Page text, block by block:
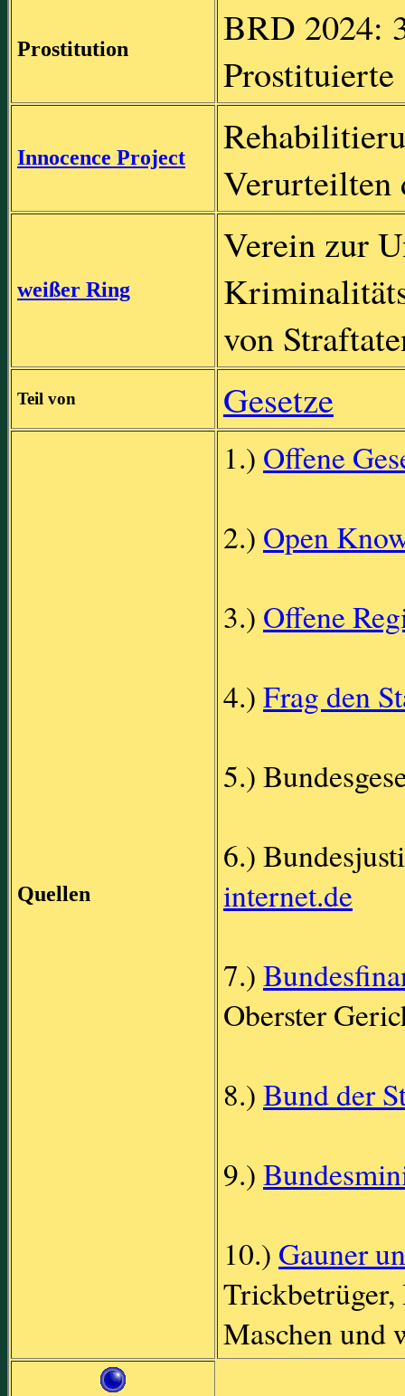
Prostitution
BRD 2024:
Prostituierte
Innocence Project
Verurteilten
weißer Ring
Verein zur
von
Teil von Gesetze
Quellen
1.) Offene
2.) Open
3.) Offene
4.) Frag den
5.)
6.)
internet.de
7.)
Oberster
8.) Bund der
9.)
10.) Gauner
Trickbetrüger,
Maschen und